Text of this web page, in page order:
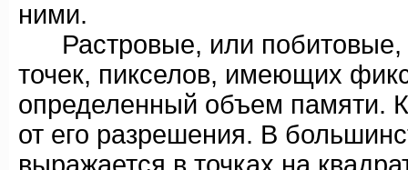
ними.
Растровые, или побитовые,
точек, пикселов, имеющих
определенный объем памяти.
от его разрешения. В